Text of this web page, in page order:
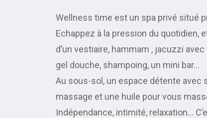
Wellness time est un spa privé situé
Echappez à la pression du quotidien,
d’un vestiaire, hammam , jacuzzi
gel douche, shampoing, un mini bar…
Au sous-sol, un espace détente avec
massage et une huile pour vous
Indépendance, intimité, relaxation…